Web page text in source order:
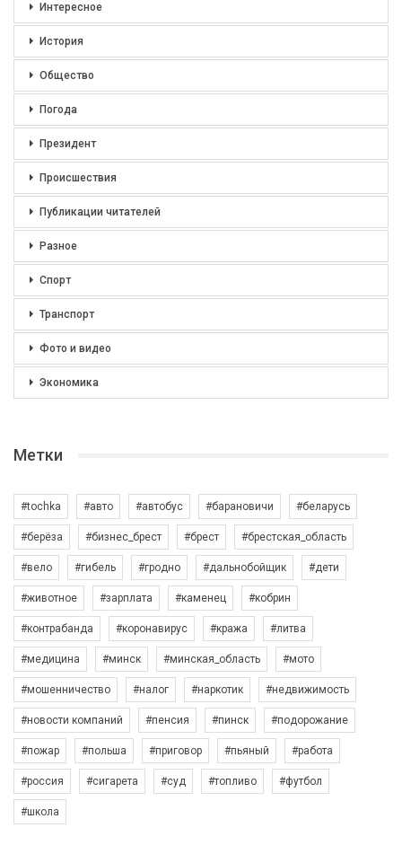
Интересное
История
Общество
Погода
Президент
Происшествия
Публикации читателей
Разное
Спорт
Транспорт
Фото и видео
Экономика
Метки
#tochka #авто #автобус #барановичи #беларусь
#берёза #бизнес_брест #брест #брестская_область
#вело #гибель #гродно #дальнобойщик #дети
#животное #зарплата #каменец #кобрин
#контрабанда #коронавирус #кража #литва
#медицина #минск #минская_область #мото
#мошенничество #налог #наркотик #недвижимость
#новости компаний #пенсия #пинск #подорожание
#пожар #польша #приговор #пьяный #работа
#россия #сигарета #суд #топливо #футбол
#школа